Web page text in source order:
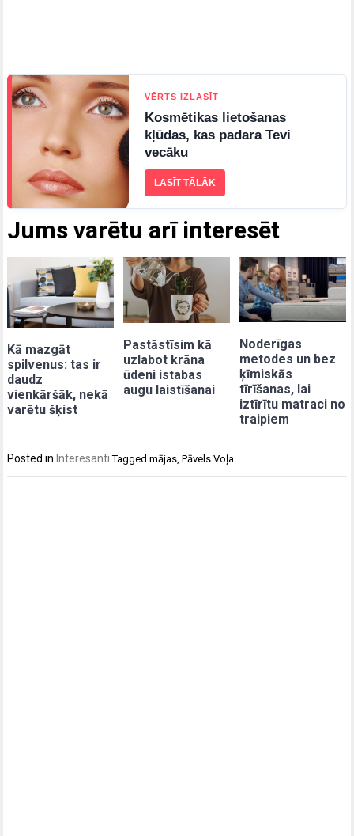
Jums varētu arī interesēt
Kā mazgāt
spilvenus: tas ir
daudz
vienkāršāk, nekā
varētu šķist
Pastāstīsim kā
uzlabot krāna
ūdeni istabas
augu laistīšanai
Noderīgas
metodes un bez
ķīmiskās
tīrīšanas, lai
iztīrītu matraci no
traipiem
VĒRTS IZLASĪT
Kosmētikas lietošanas
kļūdas, kas padara Tevi
vecāku
LASĪT TĀLĀK
Posted inInteresanti Taggedmājas ,Pāvels Voļa